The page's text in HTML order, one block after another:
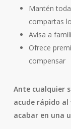
Mantén
compartas
Avisa a
Ofrece
compensar
Ante cualquier
acude rápido
acabar en una